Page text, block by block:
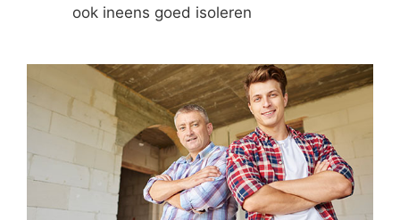
ook ineens goed isoleren